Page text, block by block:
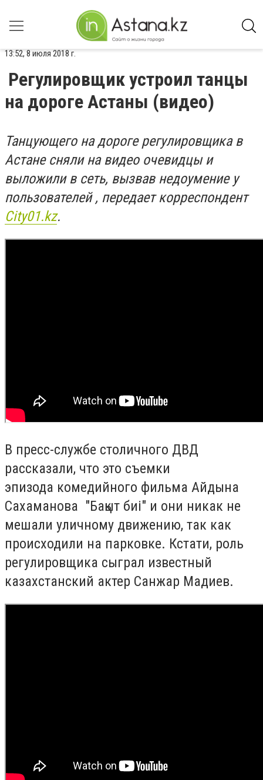
13:52, 8 июля 2018 г.
Регулировщик устроил танцы
на дороге Астаны (видео)
Танцующего на дороге регулировщика в
Астане сняли на видео очевидцы и
выложили в сеть, вызвав недоумение у
пользователей , передает корреспондент
Сity01.kz.
В пресс-службе столичного ДВД
рассказали, что это съемки
эпизода комедийного фильма Айдына
Сахаманова "Бақыт биі" и они никак не
мешали уличному движению, так как
происходили на парковке. Кстати, роль
регулировщика сыграл известный
казахстанский актер Санжар Мадиев.